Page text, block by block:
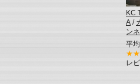
KC
A /
ン
平
★★
レ